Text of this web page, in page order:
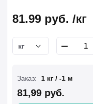
81.99 руб. /кг
кг
Заказ: 1 кг / -1 м
81,99 руб.